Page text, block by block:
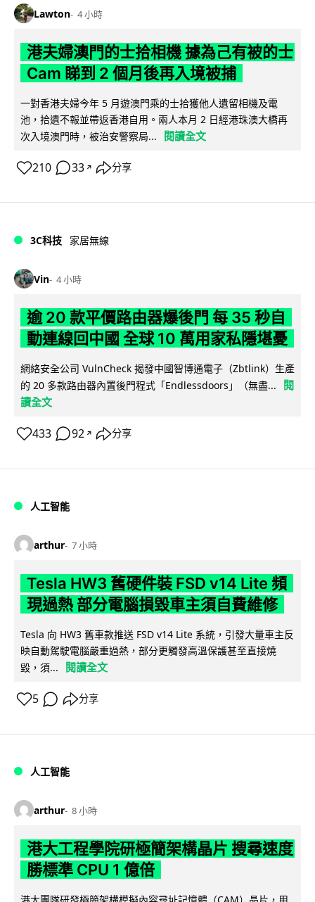
Lawton 4 小時
港夫婦澳門的士拾相機 據為己有被的士
Cam 睇到 2 個月後再入境被捕
一對香港夫婦今年 5 月遊澳門乘的士拾獲他人遺留相機及電
池，拾遺不報並帶返香港自用。兩人本月 2 日經港珠澳大橋再
次入境澳門時，被治安警察局...
閱讀全文
210 33 ↗ 分享
3C科技 家居無線
Vin 4 小時
逾 20 款平價路由器爆後門 每 35 秒自
動連線回中國 全球 10 萬用家私隱堪憂
網絡安全公司 VulnCheck 揭發中國智博通電子（Zbtlink）生產
的 20 多款路由器內置後門程式「Endlessdoors」（無盡...
閱
讀全文
433 92 ↗ 分享
人工智能
arthur 7 小時
Tesla HW3 舊硬件裝 FSD v14 Lite 頻
現過熱 部分電腦損毀車主須自費維修
Tesla 向 HW3 舊車款推送 FSD v14 Lite 系統，引發大量車主反
映自動駕駛電腦嚴重過熱，部分更觸發高溫保護甚至直接燒
毀，須...
閱讀全文
5 分享
人工智能
arthur 8 小時
港大工程學院研極簡架構晶片 搜尋速度
勝標準 CPU 1 億倍